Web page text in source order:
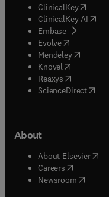
ClinicalKey(opens
ClinicalKey AI
Embase( opens in
Evolve(opens in
Mendeley( opens in
Knovel (opens in
Reaxys (opens in
ScienceDirect(
About
About Elsevier(
Careers opens in
Newsroom( opens